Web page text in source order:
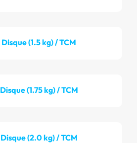
Disque (1.5 kg) / TCM
Disque (1.75 kg) / TCM
Disque (2.0 kg) / TCM